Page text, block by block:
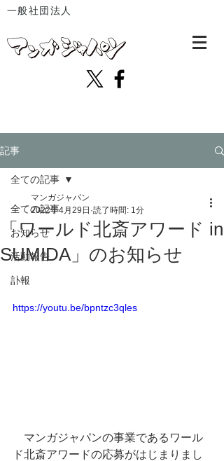
一般社団法人
記事
全ての記事
お知らせ
活動報告
訃報
全ての記事
「ワールド北斎アワード in
SUMIDA」のお知らせ
マンガジャパン
2022年4月29日 読了時間: 1分
https://youtu.be/bpntzc3qles
マンガジャパンの事業であるワール
ド北斎アワードの応募がはじまりまし